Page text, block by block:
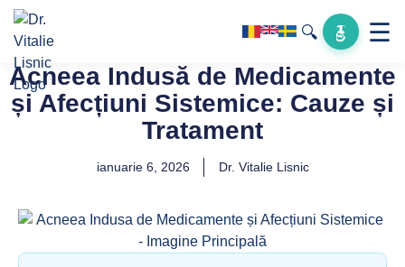
🔍 ☰
Acneea Indusă de Medicamente
și Afecțiuni Sistemice: Cauze și
Tratament
ianuarie 6, 2026 Dr. Vitalie Lisnic